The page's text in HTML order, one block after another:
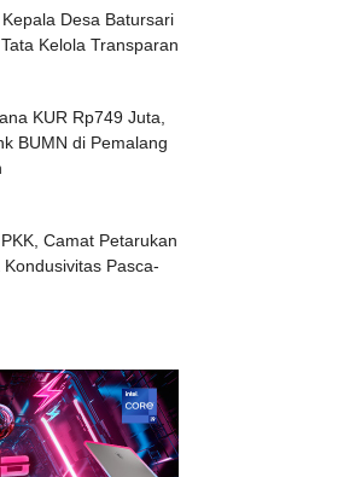
Desa Batursari
Kelola Transparan
KUR Rp749 Juta,
BUMN di Pemalang
Camat Petarukan
Pasca-